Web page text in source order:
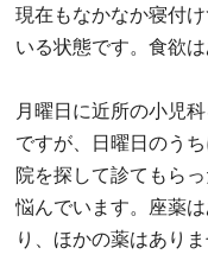
現在もなかなか寝付
いる状態です。食欲は
月曜日に近所の小児
ですが、日曜日のう
院を探して診てもら
悩んでいます。座薬
り、ほかの薬はありま